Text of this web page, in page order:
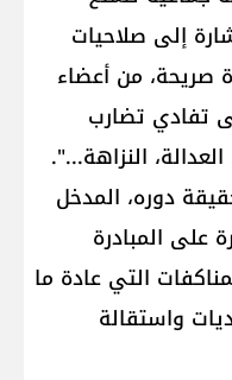
إلى صلاحيات
صريحة، من أعضاء
تفادي تضارب
النزاهة...".
دوره، المدخل
على المبادرة
التي عادة ما
واستقالة